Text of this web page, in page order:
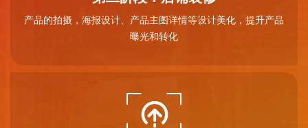
产品的拍摄，海报设计、产品主图详情等设计美化，提升产品
曝光和转化